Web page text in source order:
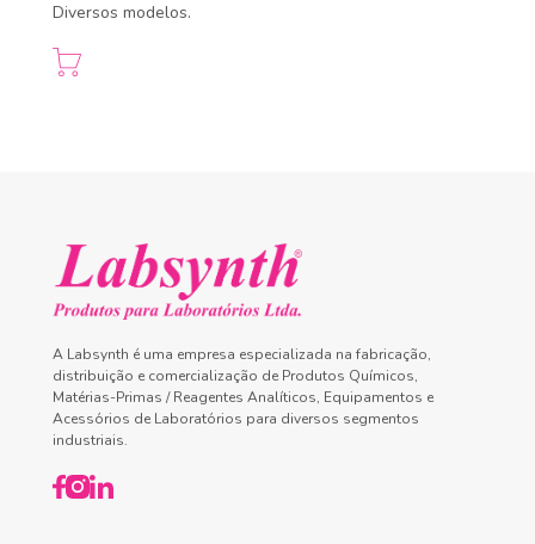
Diversos modelos.
A Labsynth é uma empresa especializada na fabricação,
distribuição e comercialização de Produtos Químicos,
Matérias-Primas / Reagentes Analíticos, Equipamentos e
Acessórios de Laboratórios para diversos segmentos
industriais.